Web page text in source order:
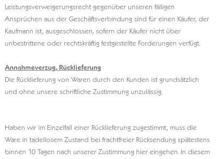
Leistungsverweigerungsrecht gegenüber unseren fälligen
Ansprüchen aus der Geschäftsverbindung sind für einen Käufer, der
Kaufmann ist, ausgeschlossen, sofern der Käufer nicht über
unbestrittene oder rechtskräftig festgestellte Forderungen verfügt.
Annahmeverzug, Rücklieferung
Die Rücklieferung von Waren durch den Kunden ist grundsätzlich
und ohne unsere schriftliche Zustimmung unzulässig.
Haben wir im Einzelfall einer Rücklieferung zugestimmt, muss die
Ware in tadellosem Zustand bei frachtfreier Rücksendung spätestens
binnen 10 Tagen nach unserer Zustimmung hier eingehen. In diesem